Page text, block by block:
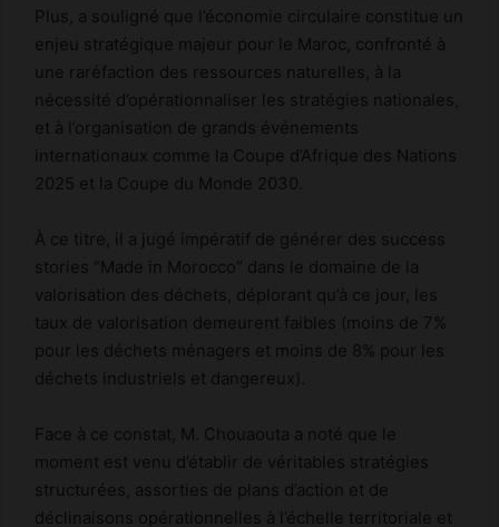
Plus, a souligné que l’économie circulaire constitue un
enjeu stratégique majeur pour le Maroc, confronté à
une raréfaction des ressources naturelles, à la
nécessité d’opérationnaliser les stratégies nationales,
et à l’organisation de grands événements
internationaux comme la Coupe d’Afrique des Nations
2025 et la Coupe du Monde 2030.
À ce titre, il a jugé impératif de générer des success
stories “Made in Morocco” dans le domaine de la
valorisation des déchets, déplorant qu’à ce jour, les
taux de valorisation demeurent faibles (moins de 7%
pour les déchets ménagers et moins de 8% pour les
déchets industriels et dangereux).
Face à ce constat, M. Chouaouta a noté que le
moment est venu d’établir de véritables stratégies
structurées, assorties de plans d’action et de
déclinaisons opérationnelles à l’échelle territoriale et